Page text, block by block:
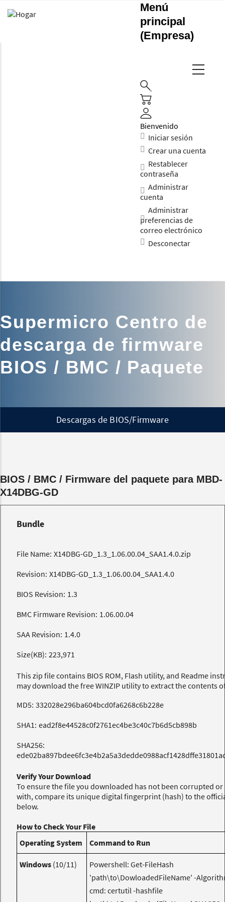
Menú
principal
(Empresa)
Bienvenido
Iniciar sesión
Crear una cuenta
Restablecer
contraseña
Administrar
cuenta
Administrar
preferencias de
correo electrónico
Desconectar
Supermicro Centro de
descarga de firmware
BIOS / BMC / Paquete
Descargas de BIOS/Firmware
BIOS / BMC / Firmware del paquete para MBD-
X14DBG-GD
Bundle
File Name: X14DBG-GD_1.3_1.06.00.04_SAA1.4.0.zip
Revision: X14DBG-GD_1.3_1.06.00.04_SAA1.4.0
BIOS Revision: 1.3
BMC Firmware Revision: 1.06.00.04
SAA Revision: 1.4.0
Size(KB): 223,971
This zip file contains BIOS ROM, Flash utility, and Readme
may download the freeWINZIP utility to extract the contents
MD5: 332028e296ba604bcd0fa6268c6b228e
SHA1: ead2f8e44528c0f2761ec4be3c40c7b6d5cb898b
SHA256:
Verify Your Download
To ensure the file you downloaded has not been corrupted
with, compare its unique digital fingerprint (hash) to the
below.
How to Check Your File
Operating System
Command to Run
Windows (10/11)
Powershell: Get-FileHash
'path\to\DowloadedFileName' -
cmd: certutil -hashfile